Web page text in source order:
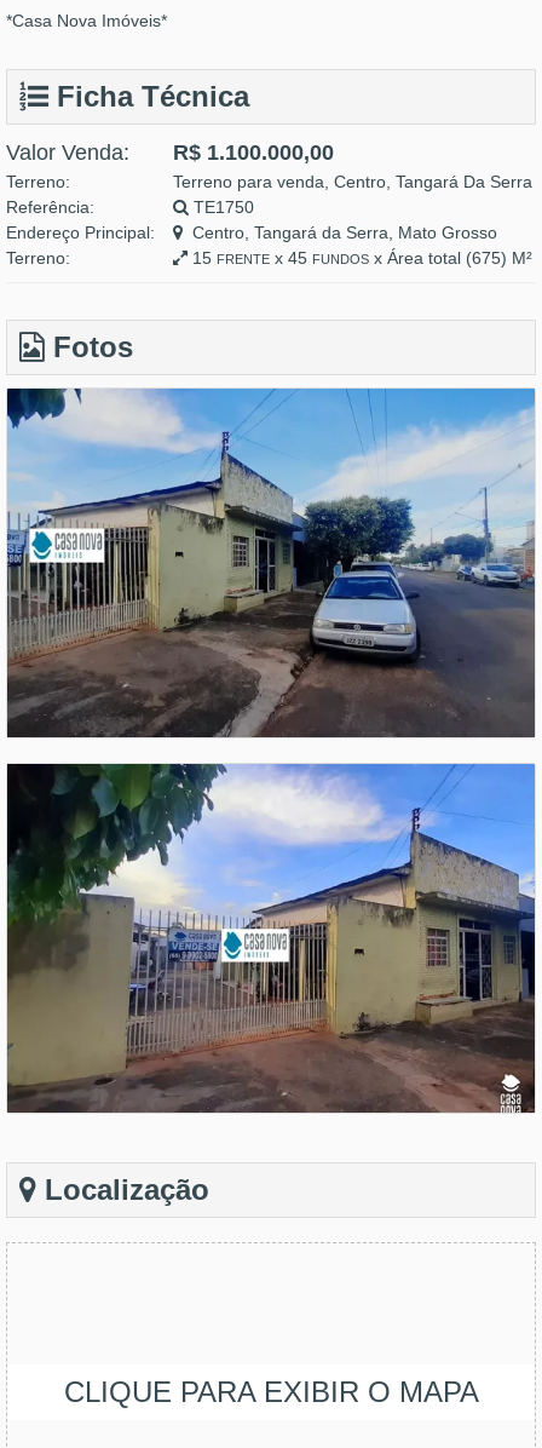
*Casa Nova Imóveis*
Ficha Técnica
Valor Venda: R$ 1.100.000,00
Terreno:
Terreno para venda, Centro, Tangará Da Serra
Referência:
TE1750
Endereço Principal:
Centro, Tangará da Serra, Mato Grosso
Terreno:
15 FRENTE x 45 FUNDOS x Área total (675) M²
Fotos
Localização
CLIQUE PARA EXIBIR O MAPA